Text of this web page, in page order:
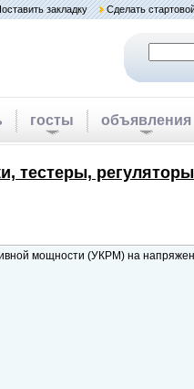
закладку Сделать
госты объявления
тестеры, регуляторы
мощности (УКРМ) на